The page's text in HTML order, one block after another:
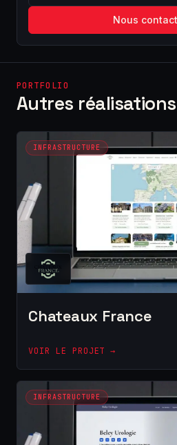
Nous
PORTFOLIO
Autres réalisations
INFRASTRUCTURE
Chateaux France
VOIR LE PROJET →
INFRASTRUCTURE